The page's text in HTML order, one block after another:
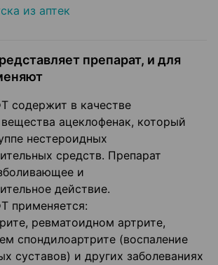
из аптек
препарат, и для
содержит в качестве
ацеклофенак, который
нестероидных
средств. Препарат
и
действие.
применяется:
ревматоидном артрите,
спондилоартрите (воспаление
суставов) и других заболеваниях